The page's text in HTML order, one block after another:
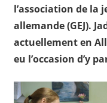
l’association de la
allemande (GEJ).
actuellement en
eu l’occasion d’y